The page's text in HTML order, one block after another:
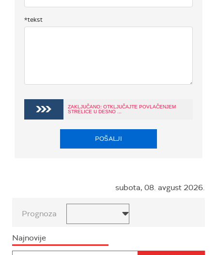
*tekst
ZAKLJUČANO: OTKLJUČAJTE POVLAČENJEM
STRELICE U DESNO ...
POŠALJI
subota, 08. avgust 2026.
Prognoza
Najnovije